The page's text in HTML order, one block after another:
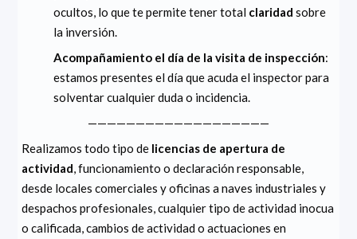
ocultos, lo que te permite tener total claridad sobre
la inversión.
Acompañamiento el día de la visita de inspección:
estamos presentes el día que acuda el inspector para
solventar cualquier duda o incidencia.
———————————————————
Realizamos todo tipo de licencias de apertura de
actividad , funcionamiento o declaración responsable,
desde locales comerciales y oficinas a naves industriales y
despachos profesionales, cualquier tipo de actividad inocua
o calificada, cambios de actividad o actuaciones en